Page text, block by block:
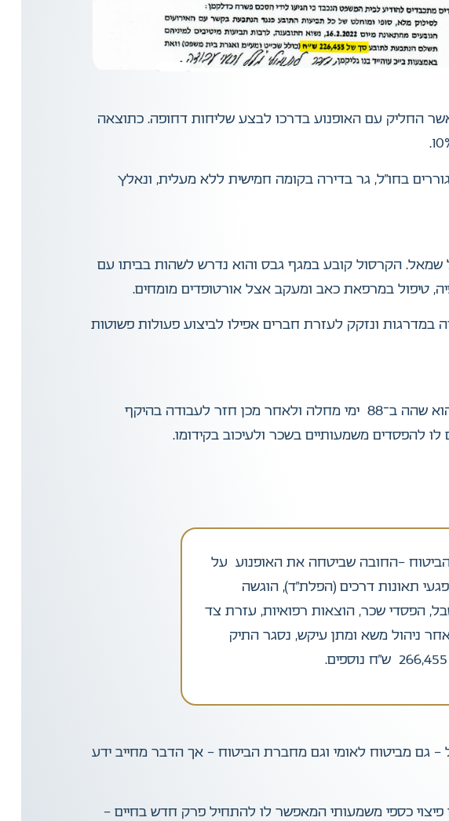
שלנו כאשר החליק עם האופנוע בדרכו לבצע שליחות דחופה. כתוצאה
בחו”ל, גר בדירה בקומה חמישית ללא מעלית, ונאלץ
שמאל. הקרסול קובע במגף גבס והוא נדרש לשהות בביתו עם
טיפול במרפאת כאב ומעקב אצל אורטופדים מומחים.
במדרגות ונזקק לעזרת חברים אפילו לביצוע פעולות פשוטות
לפני התאונה היה הלקוח אדם עצמאי, פעיל ובעל יכולת עבודה פיזית גבוהה. בעקבות הפגיעה הוא שהה ב־88 ימי מחלה ולאחר מכן חזר לעבודה בהיקף
להפסדים משמעותיים בשכר ולעיכוב בקידומו.
–החובה שביטחה את האופנוע על
תאונות דרכים (הפלת”ד), הוגשה
הפסדי שכר, הוצאות רפואיות, עזרת צד
ניהול משא ומתן עיקש, נסגר התיק
גם מביטוח לאומי וגם מחברת הביטוח – אך הדבר מחייב ידע
פיצוי כספי משמעותי המאפשר לו להתחיל פרק חדש בחיים –